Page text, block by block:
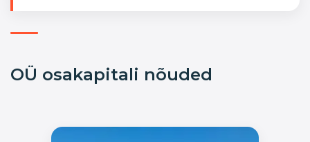
OÜ osakapitali nõuded